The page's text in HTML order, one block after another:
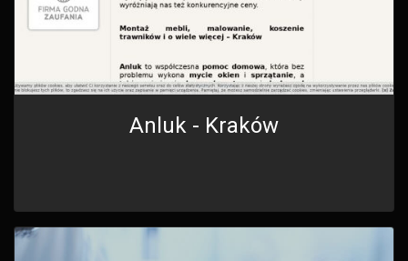
Anluk - Kraków